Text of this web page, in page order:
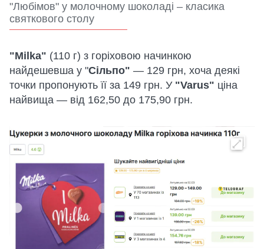
"Любімов" у молочному шоколаді – класика
святкового столу
"Milka" (110 г) з горіховою начинкою
найдешевша у "Сільпо" — 129 грн, хоча деякі
точки пропонують її за 149 грн. У "Varus" ціна
найвища — від 162,50 до 175,90 грн.